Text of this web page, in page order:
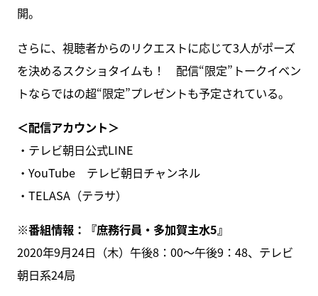
開。
さらに、視聴者からのリクエストに応じて3人がポーズ
を決めるスクショタイムも！ 配信“限定”トークイベン
トならではの超“限定”プレゼントも予定されている。
＜配信アカウント＞
・テレビ朝日公式LINE
・YouTube テレビ朝日チャンネル
・TELASA（テラサ）
※番組情報：『庶務行員・多加賀主水5』
2020年9月24日（木）午後8：00～午後9：48、テレビ
朝日系24局